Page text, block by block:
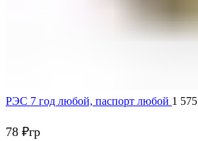
РЭС 7 год любой, паспорт любой 1 575
78 ₽гр